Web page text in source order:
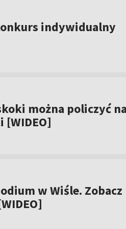
indywidualny
można policzyć
[WIDEO]
w Wiśle. Zobacz